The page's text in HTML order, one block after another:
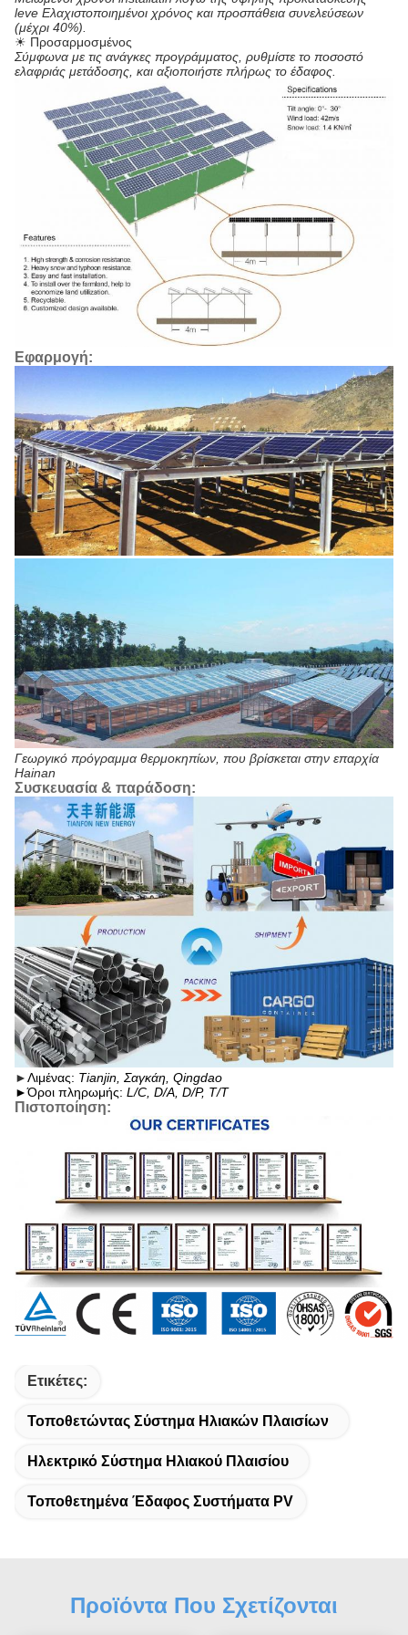
leve Ελαχιστοποιημένοι χρόνος και προσπάθεια συνελεύσεων
(μέχρι 40%).
☀ Προσαρμοσμένος
Σύμφωνα με τις ανάγκες προγράμματος, ρυθμίστε το ποσοστό
ελαφριάς μετάδοσης, και αξιοποιήστε πλήρως το έδαφος.
Εφαρμογή:
Γεωργικό πρόγραμμα θερμοκηπίων, που βρίσκεται στην επαρχία
Hainan
Συσκευασία & παράδοση:
►Λιμένας: Tianjin, Σαγκάη, Qingdao
►Όροι πληρωμής: L/C, D/A, D/P, T/T
Πιστοποίηση:
Ετικέτες:
Τοποθετώντας Σύστημα Ηλιακών Πλαισίων
Ηλεκτρικό Σύστημα Ηλιακού Πλαισίου
Τοποθετημένα Έδαφος Συστήματα PV
Προϊόντα Που Σχετίζονται